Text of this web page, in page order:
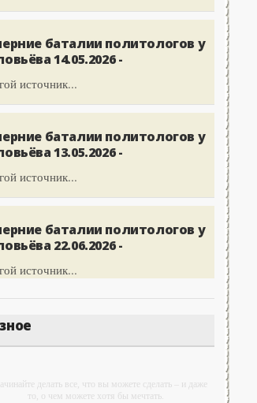
баталии политологов у
14.05.2026 -
источник...
баталии политологов у
13.05.2026 -
источник...
баталии политологов у
22.06.2026 -
источник...
делать все, что вы можете сделать – и даже
то, о чем можете хотя бы мечтать.